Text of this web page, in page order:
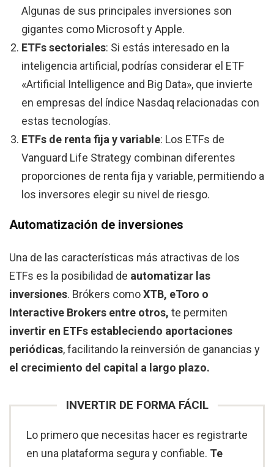
Algunas de sus principales inversiones son
gigantes como Microsoft y Apple.
ETFs sectoriales: Si estás interesado en la
inteligencia artificial, podrías considerar el ETF
«Artificial Intelligence and Big Data», que invierte
en empresas del índice Nasdaq relacionadas con
estas tecnologías.
ETFs de renta fija y variable: Los ETFs de
Vanguard Life Strategy combinan diferentes
proporciones de renta fija y variable, permitiendo a
los inversores elegir su nivel de riesgo.
Automatización de inversiones
Una de las características más atractivas de los
ETFs es la posibilidad de automatizar las
inversiones. Brókers comoXTB, eToro o
Interactive Brokers entre otros, te permiten
invertir en ETFs estableciendo aportaciones
periódicas, facilitando la reinversión de ganancias y
el crecimiento del capital a largo plazo.
INVERTIR DE FORMA FÁCIL
Lo primero que necesitas hacer es registrarte
en una plataforma segura y confiable. Te